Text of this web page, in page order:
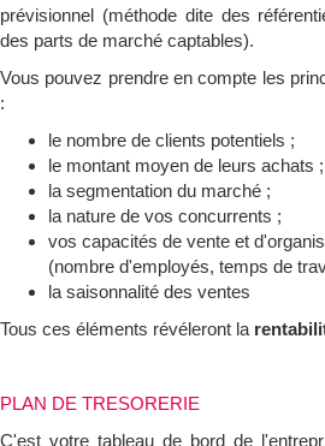
prévisionnel (méthode dite des
des parts de marché captables).
Vous pouvez prendre en compte les
:
le nombre de clients potentiels ;
le montant moyen de leurs achats ;
la segmentation du marché ;
la nature de vos concurrents ;
vos capacités de vente et
(nombre d'employés, temps de
la saisonnalité des ventes
Tous ces éléments révéleront la
PLAN DE TRESORERIE
C'est votre tableau de bord de